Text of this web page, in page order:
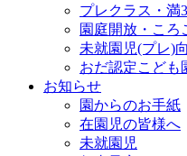
プレクラス・満
園庭開放・ころ
未就園児(プレ)
おだ認定こども
お知らせ
園からのお手紙
在園児の皆様へ
未就園児